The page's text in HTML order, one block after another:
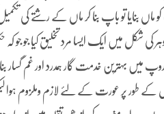
بنایا تو باپ بنا کر ماں کے رشتے کی
کی شکل میں ایک ایسا مرد تخلیق کیا جو جو
بہترین خدمت گار ہمدرد اور غم گسار بنا
کے طور پر عورت کے لئے لازم وملزوم ہوا